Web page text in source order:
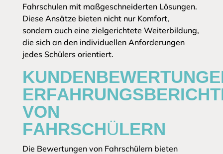
Fahrschulen mit maßgeschneiderten Lösungen.
Diese Ansätze bieten nicht nur Komfort,
sondern auch eine zielgerichtete Weiterbildung,
die sich an den individuellen Anforderungen
jedes Schülers orientiert.
VON
FAHRSCHÜLERN
Die Bewertungen von Fahrschülern bieten